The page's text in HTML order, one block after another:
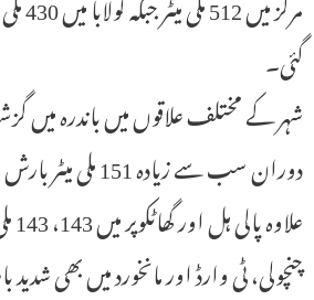
گئی۔
دوران سب سے زیادہ
چنچولی، ٹی وارڈ اور مانخورد میں بھی